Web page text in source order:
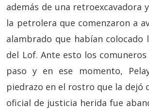
además de una retroexcavadora
la petrolera que comenzaron a
alambrado que habían colocado
del Lof. Ante esto los
paso y en ese momento,
piedrazo en el rostro que la dejó
oficial de justicia herida fue